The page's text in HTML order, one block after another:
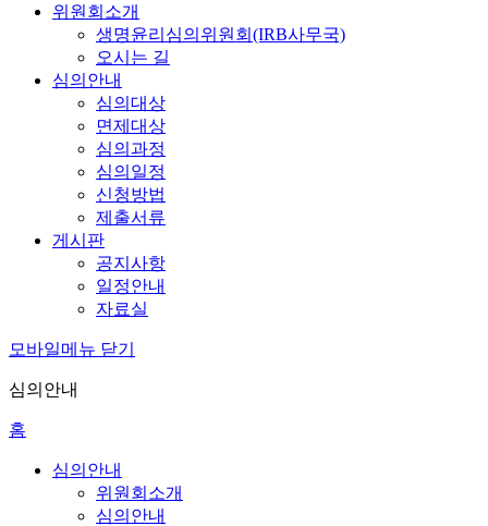
위원회소개
생명윤리심의위원회(IRB사무국)
오시는 길
심의안내
심의대상
면제대상
심의과정
심의일정
신청방법
제출서류
게시판
공지사항
일정안내
자료실
모바일메뉴 닫기
심의안내
홈
심의안내
위원회소개
심의안내